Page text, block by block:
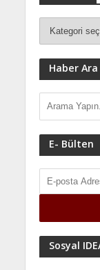
Haber Ara
E- Bülten
Sosyal